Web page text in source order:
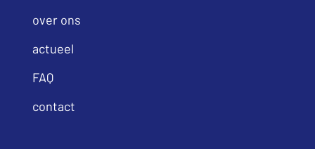
over ons
actueel
FAQ
contact